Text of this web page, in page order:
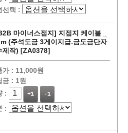
구매
선택 :
마이너스접지] 지접지 케이블 _
(주석도금 3게이지급.금도금단자
제작) [ZA0378]
가 : 11,000원
금 : 1원
:
+1 -1
: